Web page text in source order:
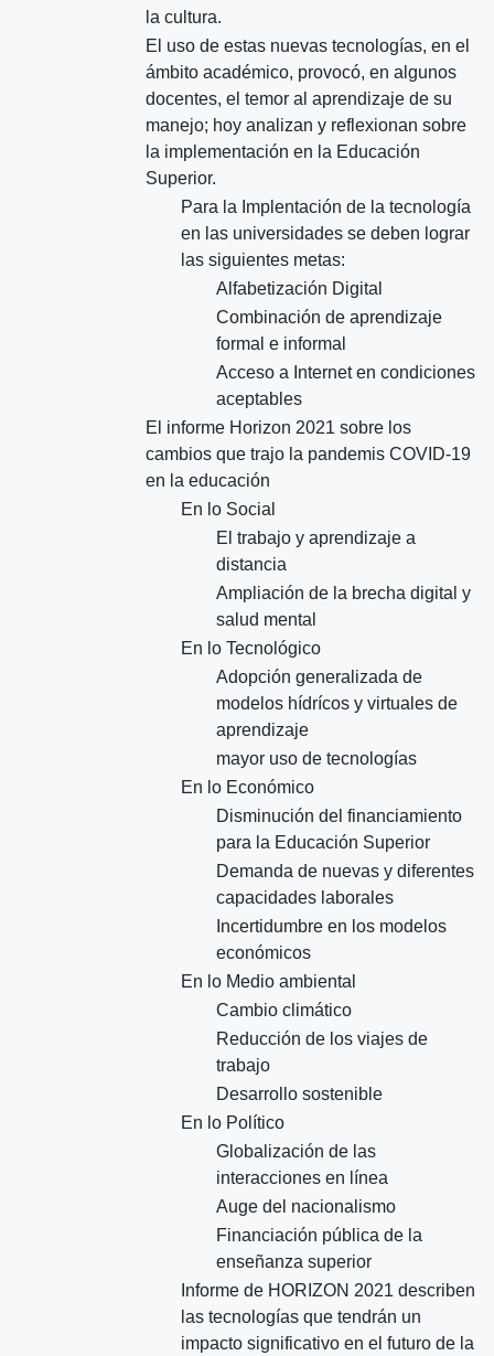
la cultura.
El uso de estas nuevas tecnologías, en el
ámbito académico, provocó, en algunos
docentes, el temor al aprendizaje de su
manejo; hoy analizan y reflexionan sobre
la implementación en la Educación
Superior.
Para la Implentación de la tecnología
en las universidades se deben lograr
las siguientes metas:
Alfabetización Digital
Combinación de aprendizaje
formal e informal
Acceso a Internet en condiciones
aceptables
El informe Horizon 2021 sobre los
cambios que trajo la pandemis COVID-19
en la educación
En lo Social
El trabajo y aprendizaje a
distancia
Ampliación de la brecha digital y
salud mental
En lo Tecnológico
Adopción generalizada de
modelos hídrícos y virtuales de
aprendizaje
mayor uso de tecnologías
En lo Económico
Disminución del financiamiento
para la Educación Superior
Demanda de nuevas y diferentes
capacidades laborales
Incertidumbre en los modelos
económicos
En lo Medio ambiental
Cambio climático
Reducción de los viajes de
trabajo
Desarrollo sostenible
En lo Político
Globalización de las
interacciones en línea
Auge del nacionalismo
Financiación pública de la
enseñanza superior
Informe de HORIZON 2021 describen
las tecnologías que tendrán un
impacto significativo en el futuro de la